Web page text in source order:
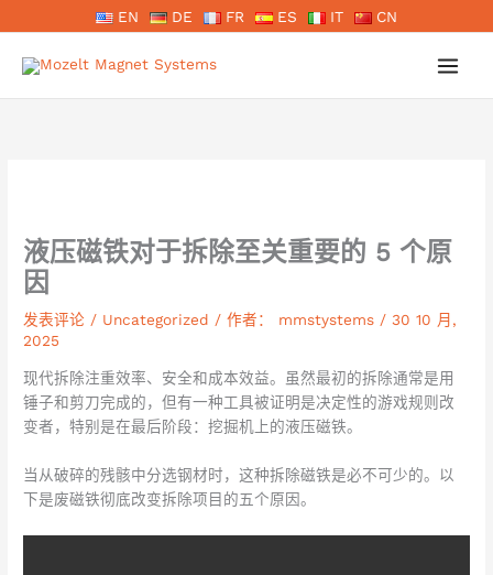
至
EN DE FR ES IT CN
液压磁铁对于拆除至关重要的 5 个原
因
发表评论 / Uncategorized / 作者： mmstystems /30 10 月,
2025
现代拆除注重效率、安全和成本效益。虽然最初的拆除通常是用
锤子和剪刀完成的，但有一种工具被证明是决定性的游戏规则改
变者，特别是在最后阶段：挖掘机上的液压磁铁。
当从破碎的残骸中分选钢材时，这种拆除磁铁是必不可少的。以
下是废磁铁彻底改变拆除项目的五个原因。